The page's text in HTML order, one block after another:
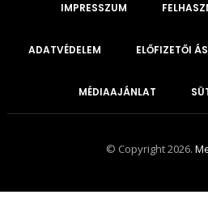
IMPRESSZUM
ADATVÉDELEM ELŐFIZETŐI
MÉDIAAJÁNLAT
© Copyright 2026.